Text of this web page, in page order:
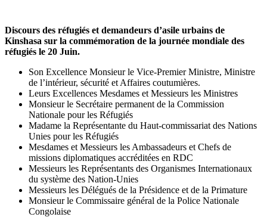
Discours des réfugiés et demandeurs d’asile urbains de
Kinshasa sur la commémoration de la journée mondiale des
réfugiés le 20 Juin.
Son Excellence Monsieur le Vice-Premier Ministre, Ministre
de l’intérieur, sécurité et Affaires coutumières.
Leurs Excellences Mesdames et Messieurs les Ministres
Monsieur le Secrétaire permanent de la Commission
Nationale pour les Réfugiés
Madame la Représentante du Haut-commissariat des Nations
Unies pour les Réfugiés
Mesdames et Messieurs les Ambassadeurs et Chefs de
missions diplomatiques accréditées en RDC
Messieurs les Représentants des Organismes Internationaux
du système des Nation-Unies
Messieurs les Délégués de la Présidence et de la Primature
Monsieur le Commissaire général de la Police Nationale
Congolaise